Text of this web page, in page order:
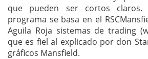
que pueden ser cortos claros.
programa se basa en el
Aguila Roja sistemas de trading
que es fiel al explicado por don
gráficos Mansfield.